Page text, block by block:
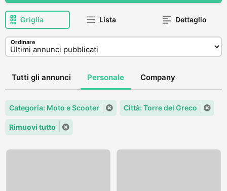
Griglia Lista Dettaglio
Ordinare
Tutti gli annunci Personale Company
Categoria: Moto e Scooter Città: Torre del Greco
Rimuovi tutto